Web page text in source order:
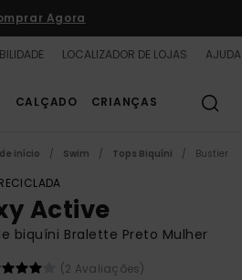
Agora
LOCALIZADOR DE LOJAS AJUDA
CALÇADO CRIANÇAS
início Swim Tops Biquíni Bustier
Active
biquíni Bralette Preto Mulher
(2 Avaliações)